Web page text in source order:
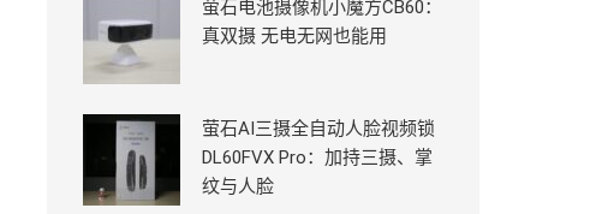
萤石电池摄像机小魔方CB60：
真双摄 无电无网也能用
萤石AI三摄全自动人脸视频锁
DL60FVX Pro：加持三摄、掌
纹与人脸